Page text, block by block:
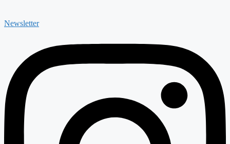
Newsletter